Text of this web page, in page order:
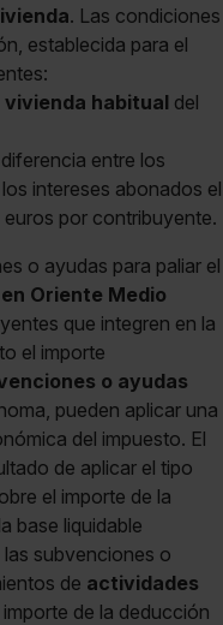
. Las condiciones
establecida para el
vivienda habitual del
entre los
intereses abonados el
por contribuyente.
o ayudas para paliar el
Oriente Medio
que integren en la
el importe
o ayudas
pueden aplicar una
del impuesto. El
de aplicar el tipo
el importe de la
base liquidable
subvenciones o
de actividades
de la deducción